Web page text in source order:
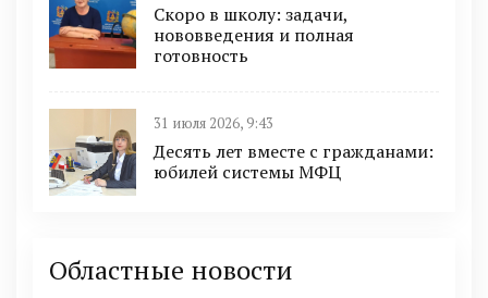
Скоро в школу: задачи,
нововведения и полная
готовность
31 июля 2026, 9:43
Десять лет вместе с гражданами:
юбилей системы МФЦ
Областные новости